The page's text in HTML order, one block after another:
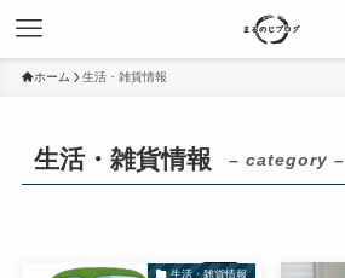
ホーム 生活・雑貨情報
生活・雑貨情報 – category –
生活・雑貨情報